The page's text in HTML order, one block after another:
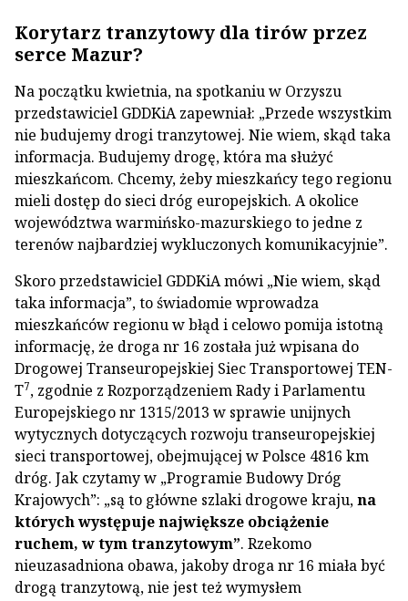
Korytarz tranzytowy dla tirów przez
serce Mazur?
Na początku kwietnia, na spotkaniu w Orzyszu
przedstawiciel GDDKiA zapewniał: „Przede wszystkim
nie budujemy drogi tranzytowej. Nie wiem, skąd taka
informacja. Budujemy drogę, która ma służyć
mieszkańcom. Chcemy, żeby mieszkańcy tego regionu
mieli dostęp do sieci dróg europejskich. A okolice
województwa warmińsko-mazurskiego to jedne z
terenów najbardziej wykluczonych komunikacyjnie”.
Skoro przedstawiciel GDDKiA mówi „Nie wiem, skąd
taka informacja”, to świadomie wprowadza
mieszkańców regionu w błąd i celowo pomija istotną
informację, że droga nr 16 została już wpisana do
Drogowej Transeuropejskiej Siec Transportowej TEN-
T7, zgodnie z Rozporządzeniem Rady i Parlamentu
Europejskiego nr 1315/2013 w sprawie unijnych
wytycznych dotyczących rozwoju transeuropejskiej
sieci transportowej, obejmującej w Polsce 4816 km
dróg. Jak czytamy w „Programie Budowy Dróg
Krajowych”: „są to główne szlaki drogowe kraju,na
których występuje największe obciążenie
ruchem, w tym tranzytowym”. Rzekomo
nieuzasadniona obawa, jakoby droga nr 16 miała być
drogą tranzytową, nie jest też wymysłem